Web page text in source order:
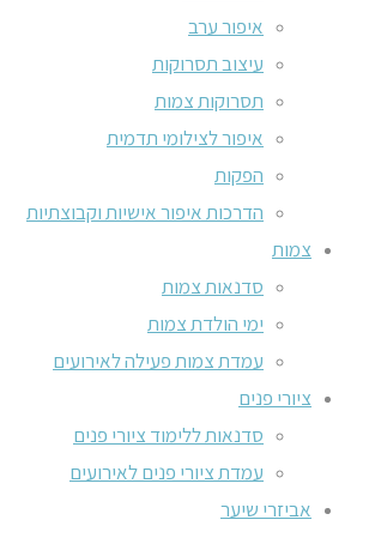
איפור ערב
עיצוב תסרוקות
תסרוקות צמות
איפור לצילומי תדמית
הפקות
הדרכות איפור אישיות וקבוצתיות
צמות
סדנאות צמות
ימי הולדת צמות
עמדת צמות פעילה לאירועים
ציורי פנים
סדנאות ללימוד ציורי פנים
עמדת ציורי פנים לאירועים
אביזרי שיער